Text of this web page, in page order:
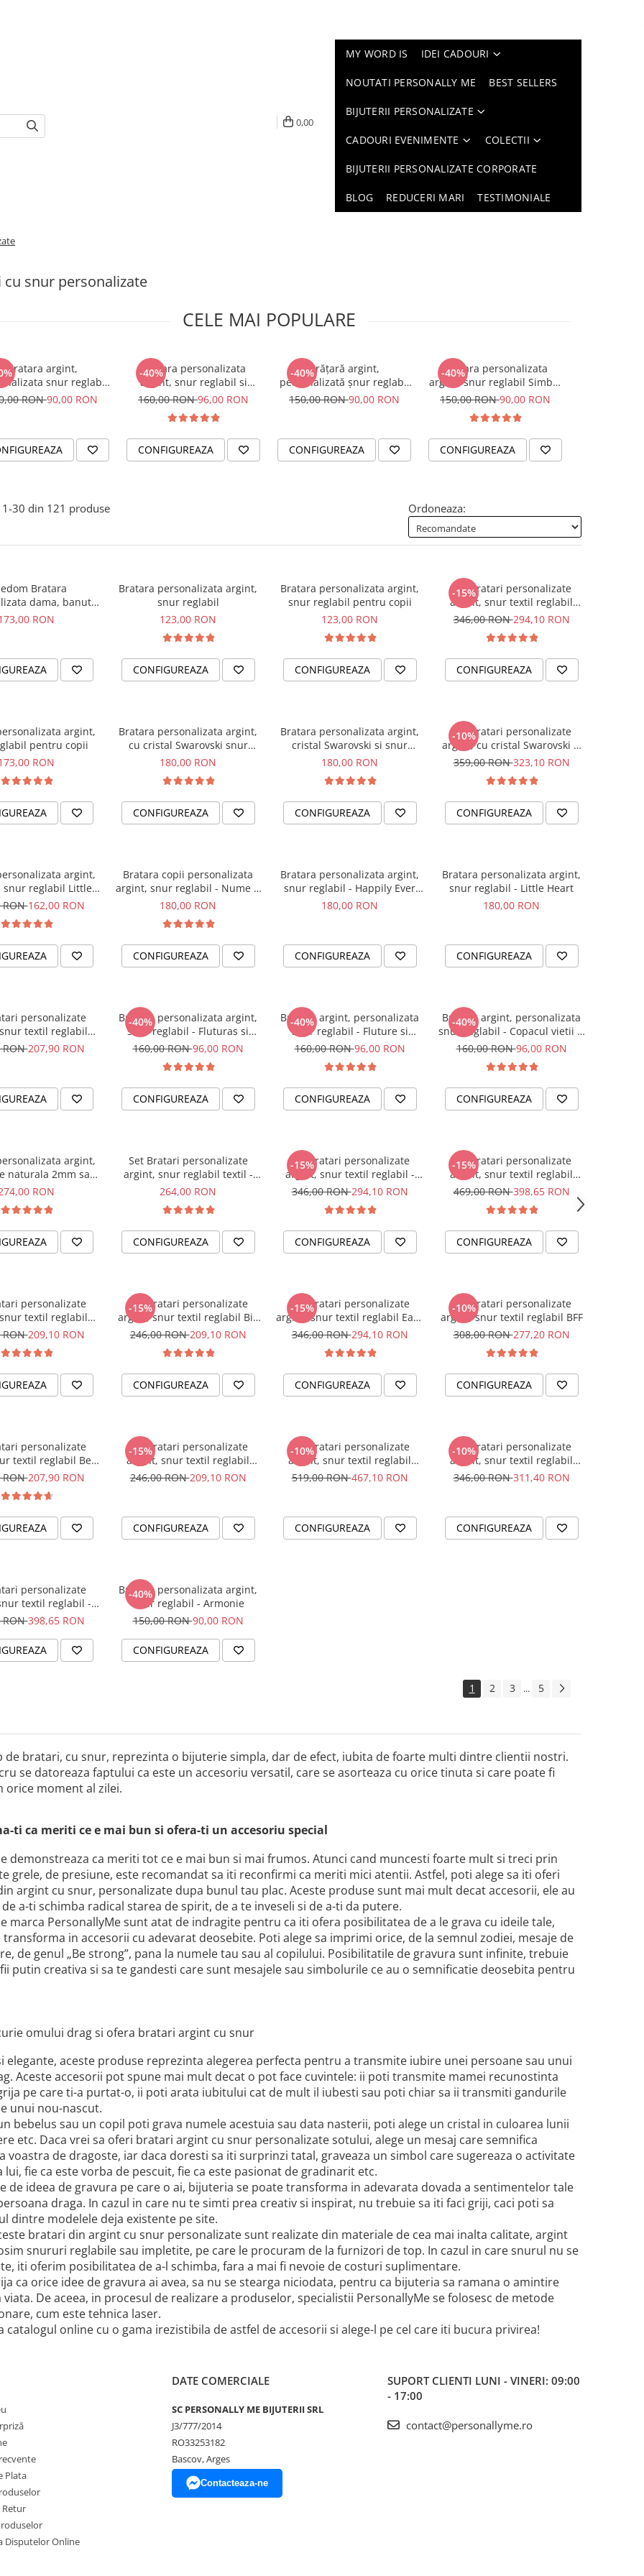
0,00
MY WORD IS IDEI CADOURI
NOUTATI PERSONALLY ME BEST SELLERS
BIJUTERII PERSONALIZATE
CADOURI EVENIMENTE COLECTII
BIJUTERII PERSONALIZATE CORPORATE
BLOG REDUCERI MARI TESTIMONIALE
cu snur personalizate
CELE MAI POPULARE
Bratara argint,
snur reglabil
Simbol bebelus
RON90,00 RON
-40%
Bratara personalizata
argint, snur reglabil si
cristal - Nume si Fluturas
160,00 RON96,00 RON
CONFIGUREAZA
-40%Brățară argint,
personalizată șnur reglabil
– Believe in Yourself
150,00 RON90,00 RON
CONFIGUREAZA
-40%
Bratara personalizata
argint, snur reglabil Simbol
Mama & Bebe
150,00 RON90,00 RON
CONFIGUREAZA
1-30 din 121 produse Ordoneaza:
Bratara
dama, banut
snur reglabil
RON
Bratara personalizata argint,
snur reglabil
123,00 RON
CONFIGUREAZA
Bratara personalizata argint,
snur reglabil pentru copii
123,00 RON
CONFIGUREAZA
-15%
Set bratari personalizate
argint, snur textil reglabil
Family
346,00 RON294,10 RON
CONFIGUREAZA
argint,
pentru copii
RON
Bratara personalizata argint,
cu cristal Swarovski snur
reglabil fetite Little Ballerinas
180,00 RON
CONFIGUREAZA
Bratara personalizata argint,
cristal Swarovski si snur
reglabil Albinuta
180,00 RON
CONFIGUREAZA
-10%
Set bratari personalizate
argint, cu cristal Swarovski si
snur reglabil Constelatii
359,00 RON323,10 RON
CONFIGUREAZA
argint,
snur reglabil Little
Ballerina
RON162,00 RON
Bratara copii personalizata
argint, snur reglabil - Nume &
Simbol
180,00 RON
CONFIGUREAZA
Bratara personalizata argint,
snur reglabil - Happily Ever
After
180,00 RON
CONFIGUREAZA
Bratara personalizata argint,
snur reglabil - Little Heart
180,00 RON
CONFIGUREAZA
personalizate
textil reglabil
Brothers
RON207,90 RON
-40%
Bratara personalizata argint,
snur reglabil - Fluturas si
Cristal
160,00 RON96,00 RON
CONFIGUREAZA
-40%
Bratara argint, personalizata
snur reglabil - Fluture si
Cristal
160,00 RON96,00 RON
CONFIGUREAZA
-40%
Bratara argint, personalizata
snur reglabil - Copacul vietii si
Cristal
160,00 RON96,00 RON
CONFIGUREAZA
argint,
naturala 2mm sau
Best Dad...
RON
Set Bratari personalizate
argint, snur reglabil textil -
Sisters Love
264,00 RON
CONFIGUREAZA
-15%
Set bratari personalizate
argint, snur textil reglabil -
Love
346,00 RON294,10 RON
CONFIGUREAZA
-15%
Set bratari personalizate
argint, snur textil reglabil
Familie
469,00 RON398,65 RON
CONFIGUREAZA
personalizate
textil reglabil
Lovers
RON209,10 RON
-15%
Set bratari personalizate
argint, snur textil reglabil Big
Bro'-Lil' Sis
246,00 RON209,10 RON
CONFIGUREAZA
-15%
Set bratari personalizate
argint, snur textil reglabil Ea &
El
346,00 RON294,10 RON
CONFIGUREAZA
-10%
Set bratari personalizate
argint, snur textil reglabil BFF
308,00 RON277,20 RON
CONFIGUREAZA
personalizate
textil reglabil Best
Forever
RON207,90 RON
-15%
Set bratari personalizate
argint, snur textil reglabil
Surioare
246,00 RON209,10 RON
CONFIGUREAZA
-10%
Set bratari personalizate
argint, snur textil reglabil
Surioare
519,00 RON467,10 RON
CONFIGUREAZA
-10%
Set bratari personalizate
argint, snur textil reglabil
Friends are like Stars
346,00 RON311,40 RON
CONFIGUREAZA
personalizate
textil reglabil -
Family
RON398,65 RON
-40%
Bratara personalizata argint,
snur reglabil - Armonie
150,00 RON90,00 RON
CONFIGUREAZA
1 2 3 ... 5
de bratari, cu snur, reprezinta o bijuterie simpla, dar de efect, iubita de foarte multi dintre clientii nostri.
se datoreaza faptului ca este un accesoriu versatil, care se asorteaza cu orice tinuta si care poate fi
orice moment al zilei.
ti ca meriti ce e mai bun si ofera-ti un accesoriu special
demonstreaza ca meriti tot ce e mai bun si mai frumos. Atunci cand muncesti foarte mult si treci prin
grele, de presiune, este recomandat sa iti reconfirmi ca meriti mici atentii. Astfel, poti alege sa iti oferi
argint cu snur, personalizate dupa bunul tau plac. Aceste produse sunt mai mult decat accesorii, ele au
a-ti schimba radical starea de spirit, de a te inveseli si de a-ti da putere.
marca PersonallyMe sunt atat de indragite pentru ca iti ofera posibilitatea de a le grava cu ideile tale,
transforma in accesorii cu adevarat deosebite. Poti alege sa imprimi orice, de la semnul zodiei, mesaje de
de genul „Be strong”, pana la numele tau sau al copilului. Posibilitatile de gravura sunt infinite, trebuie
putin creativa si sa te gandesti care sunt mesajele sau simbolurile ce au o semnificatie deosebita pentru
omului drag si ofera bratari argint cu snur
elegante, aceste produse reprezinta alegerea perfecta pentru a transmite iubire unei persoane sau unui
Aceste accesorii pot spune mai mult decat o pot face cuvintele: ii poti transmite mamei recunostinta
pe care ti-a purtat-o, ii poti arata iubitului cat de mult il iubesti sau poti chiar sa ii transmiti gandurile
unui nou-nascut.
bebelus sau un copil poti grava numele acestuia sau data nasterii, poti alege un cristal in culoarea lunii
etc. Daca vrei sa oferi bratari argint cu snur personalizate sotului, alege un mesaj care semnifica
voastra de dragoste, iar daca doresti sa iti surprinzi tatal, graveaza un simbol care sugereaza o activitate
lui, fie ca este vorba de pescuit, fie ca este pasionat de gradinarit etc.
de ideea de gravura pe care o ai, bijuteria se poate transforma in adevarata dovada a sentimentelor tale
draga. In cazul in care nu te simti prea creativ si inspirat, nu trebuie sa iti faci griji, caci poti sa
dintre modelele deja existente pe site.
bratari din argint cu snur personalizate sunt realizate din materiale de cea mai inalta calitate, argint
snururi reglabile sau impletite, pe care le procuram de la furnizori de top. In cazul in care snurul nu se
iti oferim posibilitatea de a-l schimba, fara a mai fi nevoie de costuri suplimentare.
ca orice idee de gravura ai avea, sa nu se stearga niciodata, pentru ca bijuteria sa ramana o amintire
viata. De aceea, in procesul de realizare a produselor, specialistii PersonallyMe se folosesc de metode
cum este tehnica laser.
catalogul online cu o gama irezistibila de astfel de accesorii si alege-l pe cel care iti bucura privirea!
Plata
Retur
Disputelor Online
DATE COMERCIALE
SC PERSONALLY ME BIJUTERII SRL
J3/777/2014
RO33253182
Bascov, Arges
Contacteaza-ne
SUPORT CLIENTI LUNI - VINERI: 09:00
- 17:00
contact@personallyme.ro